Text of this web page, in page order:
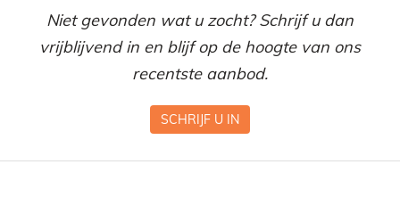
Niet gevonden wat u zocht? Schrijf u dan
vrijblijvend in en blijf op de hoogte van ons
recentste aanbod.
SCHRIJF U IN